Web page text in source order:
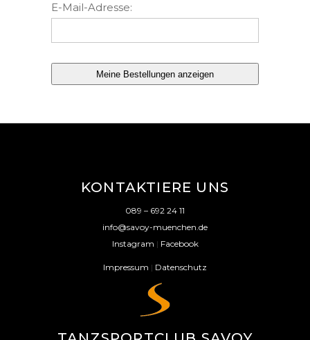
E-Mail-Adresse:
Meine Bestellungen anzeigen
KONTAKTIERE UNS
089 – 692 24 11
info@savoy-muenchen.de
Instagram | Facebook
Impressum | Datenschutz